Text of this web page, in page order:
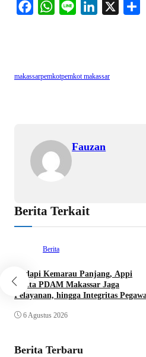
b
W
s
e
makassarpemkotpemkot makassar
Fauzan
Berita Terkait
Berita
Hadapi Kemarau Panjang, Appi
Minta PDAM Makassar Jaga
Pelayanan, hingga Integritas
6 Agustus 2026
Berita Terbaru